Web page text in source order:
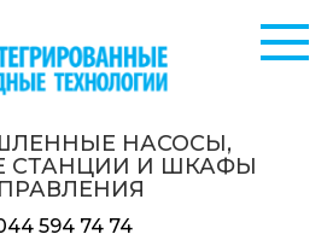
НАСОСЫ,
СТАНЦИИ И ШКАФЫ
594 74 74